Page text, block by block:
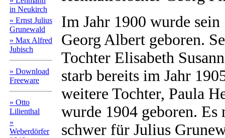
in Neukirch
» Ernst Julius
Grunewald
» Max Alfred
Jubisch
» Download
Freeware
» Otto
Lilienthal
»
Weberdörfer
Im Jahr 1900 wurde sein
Georg Albert geboren.
Tochter Elisabeth
starb bereits im Jahr
weitere Tochter, Paula
wurde 1904 geboren. Es
schwer für Julius